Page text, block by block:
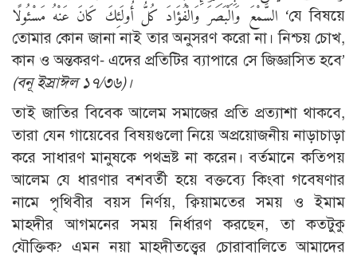
السَّمْعَ وَالْبَصَرَ وَالْفُؤَادَ كُلُّ أُولَئِكَ كَانَ عَنْهُ مَسْئُولًا ‘যে বিষয়ে
তোমার কোন জানা নাই তার অনুসরণ করো না। নিশ্চয় চোখ,
কান ও অন্তকরণ- এদের প্রতিটির ব্যাপারে সে জিজ্ঞাসিত হবে’
(বনূ ইস্রাঈল ১৭/৩৬)।
তাই জাতির বিবেক আলেম সমাজের প্রতি প্রত্যাশা থাকবে,
তারা যেন গায়েবের বিষয়গুলো নিয়ে অপ্রয়োজনীয় নাড়াচাড়া
করে সাধারণ মানুষকে পথভ্রষ্ট না করেন। বর্তমানে কতিপয়
আলেম যে ধারণার বশবর্তী হয়ে বক্তব্যে কিংবা গবেষণার
নামে পৃথিবীর বয়স নির্ণয়, ক্বিয়ামতের সময় ও ইমাম
মাহদীর আগমনের সময় নির্ধারণ করছেন, তা কতটুকু
যৌক্তিক? এমন নয়া মাহদীতত্ত্বের চোরাবালিতে আমাদের